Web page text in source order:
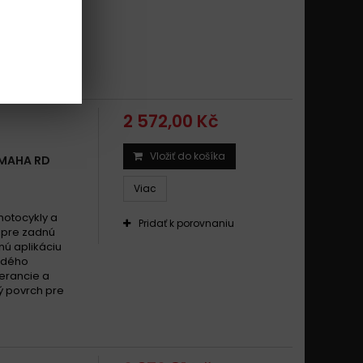
a
RD
a
zadnú
aplikáciu
a
povrch pre
2 572,00 Kč
Vložiť do košíka
Viac
Pridať k porovnaniu